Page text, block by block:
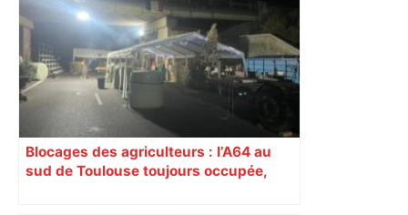
Blocages des agriculteurs : l’A64 au
sud de Toulouse toujours occupée,